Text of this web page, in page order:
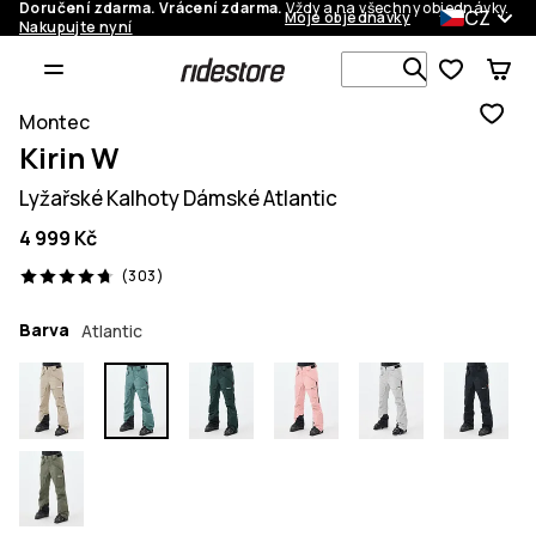
Doručení zdarma. Vrácení zdarma.Vždy a na všechny objednávky.
Nakupujte nyní
Moje objednávky CZ
Vyhledávej
Montec
Kirin W
Lyžařské Kalhoty Dámské Atlantic
4 999 Kč
(303)
303 recenze, 4.7/5
Barva Atlantic